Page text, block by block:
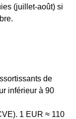
(juillet-août) si
de
inférieur à 90
1 EUR ≈ 110